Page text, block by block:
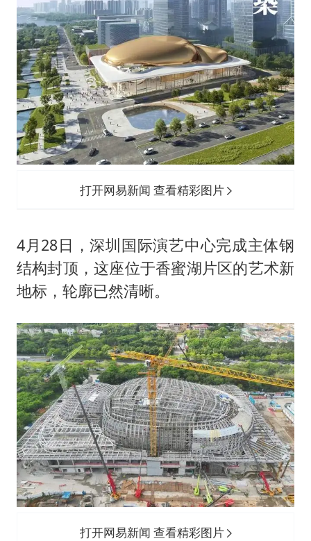
部分银行上调存款利率
白海豚突然大拐弯 走出罕见路线
中央气象台继续发布暴雨橙警
朱一龙的鼻子怎么了
成都多趟列车临时停运
货车高速制动失灵 交警护航化险为夷
打开网易新闻 查看精彩图片
4月28日，深圳国际演艺中心完成主体钢
结构封顶，这座位于香蜜湖片区的艺术新
地标，轮廓已然清晰。
打开网易新闻 查看精彩图片